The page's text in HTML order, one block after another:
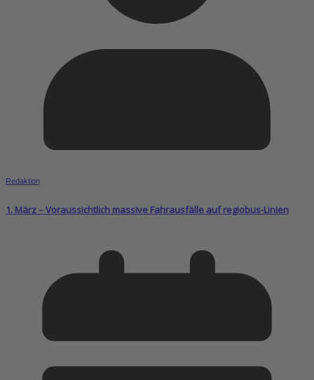
Redaktion
1. März – Voraussichtlich massive Fahrausfälle auf regiobus-Linien